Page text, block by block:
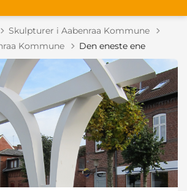
Skulpturer i Aabenraa Kommune
Kommune Den eneste ene